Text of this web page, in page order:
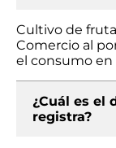
Cultivo de
Comercio al
el consumo
¿Cuál es el
registra?